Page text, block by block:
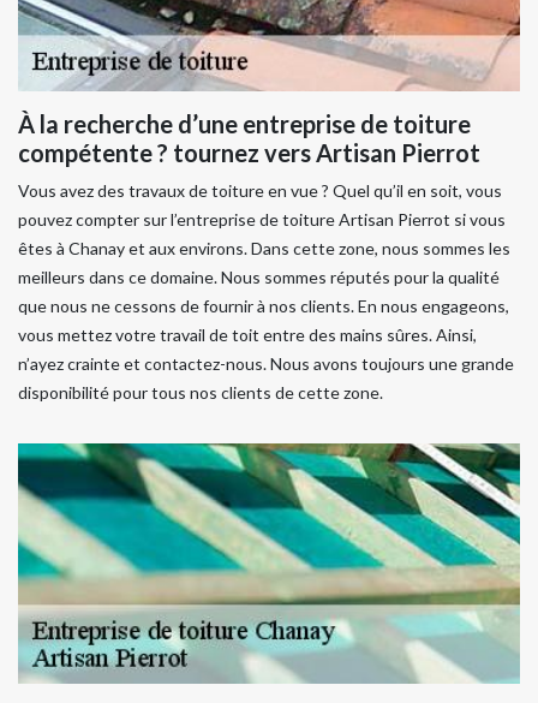
À la recherche d’une entreprise de toiture
compétente ? tournez vers Artisan Pierrot
Vous avez des travaux de toiture en vue ? Quel qu’il en soit, vous
pouvez compter sur l’entreprise de toiture Artisan Pierrot si vous
êtes à Chanay et aux environs. Dans cette zone, nous sommes les
meilleurs dans ce domaine. Nous sommes réputés pour la qualité
que nous ne cessons de fournir à nos clients. En nous engageons,
vous mettez votre travail de toit entre des mains sûres. Ainsi,
n’ayez crainte et contactez-nous. Nous avons toujours une grande
disponibilité pour tous nos clients de cette zone.